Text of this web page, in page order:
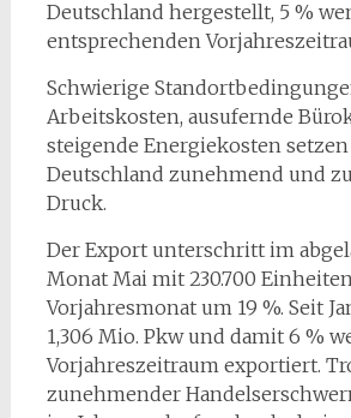
Deutschland hergestellt, 5 %
entsprechenden
Schwierige
Arbeitskosten, ausufernde
steigende Energiekosten
Deutschland zunehmend und
Druck.
Der Export unterschritt im
Monat Mai mit 230.700
Vorjahresmonat um 19 %. Seit
1,306 Mio. Pkw und damit 6 %
Vorjahreszeitraum exportiert.
zunehmender